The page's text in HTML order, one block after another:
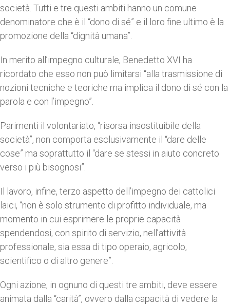
società. Tutti e tre questi ambiti hanno un comune
denominatore che è il “dono di sé” e il loro fine ultimo è la
promozione della “dignità umana”.
In merito all’impegno culturale, Benedetto XVI ha
ricordato che esso non può limitarsi “alla trasmissione di
nozioni tecniche e teoriche ma implica il dono di sé con la
parola e con l’impegno”.
Parimenti il volontariato, “risorsa insostituibile della
società”, non comporta esclusivamente il “dare delle
cose” ma soprattutto il “dare se stessi in aiuto concreto
verso i più bisognosi”.
Il lavoro, infine, terzo aspetto dell’impegno dei cattolici
laici, “non è solo strumento di profitto individuale, ma
momento in cui esprimere le proprie capacità
spendendosi, con spirito di servizio, nell’attività
professionale, sia essa di tipo operaio, agricolo,
scientifico o di altro genere”.
Ogni azione, in ognuno di questi tre ambiti, deve essere
animata dalla “carità”, ovvero dalla capacità di vedere la